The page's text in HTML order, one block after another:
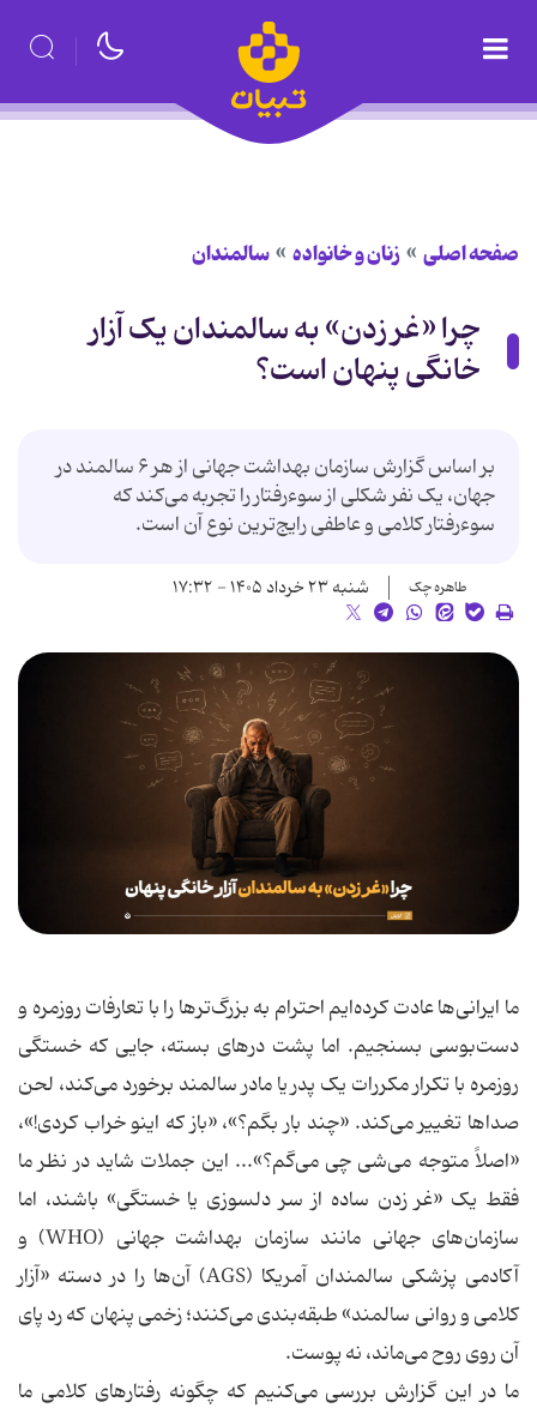
صفحه اصلی زنان و خانواده سالمندان
چرا «غر زدن» به سالمندان یک آزار
خانگی پنهان است؟
بر اساس گزارش سازمان بهداشت جهانی از هر ۶ سالمند در
جهان، یک نفر شکلی از سوءرفتار را تجربه می‌کند که
سوءرفتار کلامی و عاطفی رایج‌ترین نوع آن است.
طاهره چک شنبه ۲۳ خرداد ۱۴۰۵ - ۱۷:۳۲
ما ایرانی‌ها عادت کرده‌ایم احترام به بزرگ‌ترها را با تعارفات روزمره و
دست‌بوسی بسنجیم. اما پشت درهای بسته، جایی که خستگی
روزمره با تکرار مکررات یک پدر یا مادر سالمند برخورد می‌کند، لحن
صداها تغییر می‌کند. «چند بار بگم؟»، «باز که اینو خراب کردی!»،
«اصلاً متوجه می‌شی چی می‌گم؟»... این جملات شاید در نظر ما
فقط یک «غر زدن ساده از سر دلسوزی یا خستگی» باشند، اما
سازمان‌های جهانی مانند سازمان بهداشت جهانی (WHO) و
آکادمی پزشکی سالمندان آمریکا (AGS) آن‌ها را در دسته «آزار
کلامی و روانی سالمند» طبقه‌بندی می‌کنند؛ زخمی پنهان که رد پای
آن روی روح می‌ماند، نه پوست.
ما در این گزارش بررسی می‌کنیم که چگونه رفتارهای کلامی ما